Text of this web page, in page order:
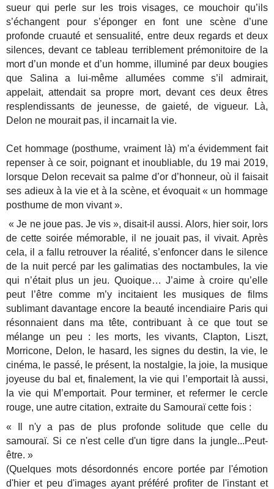
sueur qui perle sur les trois visages, ce mouchoir qu’ils
s’échangent pour s’éponger en font une scène d’une
profonde cruauté et sensualité, entre deux regards et deux
silences, devant ce tableau terriblement prémonitoire de la
mort d’un monde et d’un homme, illuminé par deux bougies
que Salina a lui-même allumées comme s’il admirait,
appelait, attendait sa propre mort, devant ces deux êtres
resplendissants de jeunesse, de gaieté, de vigueur. Là,
Delon ne mourait pas, il incarnait la vie.
Cet hommage (posthume, vraiment là) m’a évidemment fait
repenser à ce soir, poignant et inoubliable, du 19 mai 2019,
lorsque Delon recevait sa palme d’or d’honneur, où il faisait
ses adieux à la vie et à la scène, et évoquait « un hommage
posthume de mon vivant ».
« Je ne joue pas. Je vis », disait-il aussi. Alors, hier soir, lors
de cette soirée mémorable, il ne jouait pas, il vivait. Après
cela, il a fallu retrouver la réalité, s’enfoncer dans le silence
de la nuit percé par les galimatias des noctambules, la vie
qui n’était plus un jeu. Quoique… J’aime à croire qu’elle
peut l’être comme m’y incitaient les musiques de films
sublimant davantage encore la beauté incendiaire Paris qui
résonnaient dans ma tête, contribuant à ce que tout se
mélange un peu : les morts, les vivants, Clapton, Liszt,
Morricone, Delon, le hasard, les signes du destin, la vie, le
cinéma, le passé, le présent, la nostalgie, la joie, la musique
joyeuse du bal et, finalement, la vie qui l’emportait là aussi,
la vie qui M’emportait. Pour terminer, et refermer le cercle
rouge, une autre citation, extraite du Samouraï cette fois :
« Il n'y a pas de plus profonde solitude que celle du
samouraï. Si ce n'est celle d'un tigre dans la jungle...Peut-
être. »
(Quelques mots désordonnés encore portée par l'émotion
d'hier et peu d'images ayant préféré profiter de l'instant et